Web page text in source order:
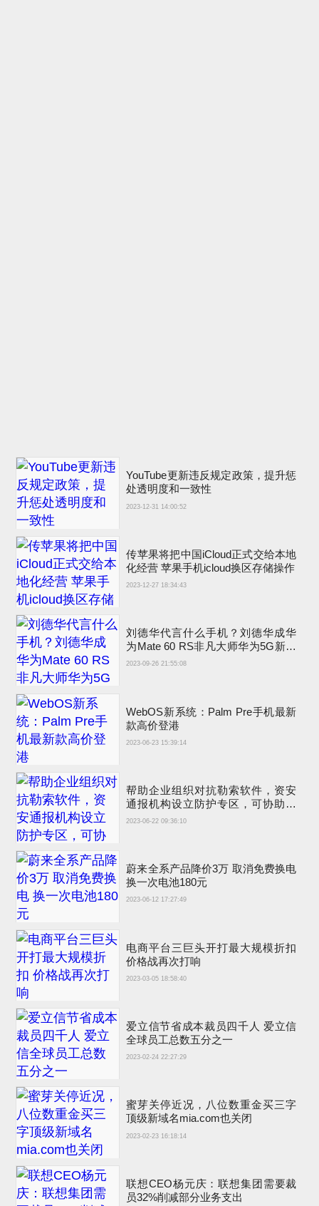
YouTube更新违反规定政策，提升惩
处透明度和一致性
2023-12-31 14:00:52
传苹果将把中国iCloud正式交给本地
化经营 苹果手机icloud换区存储操作
2023-12-27 18:34:43
刘德华代言什么手机？刘德华成华
为Mate 60 RS非凡大师华为5G新手
机代言人
2023-09-26 21:55:08
WebOS新系统：Palm Pre手机最新
款高价登港
2023-06-23 15:39:14
帮助企业组织对抗勒索软件，资安
通报机构设立防护专区，可协助事
前、事中与事后因应
2023-06-22 09:36:10
蔚来全系产品降价3万 取消免费换电
换一次电池180元
2023-06-12 17:27:49
电商平台三巨头开打最大规模折扣
价格战再次打响
2023-03-05 18:58:40
爱立信节省成本裁员四千人 爱立信
全球员工总数五分之一
2023-02-24 22:27:29
蜜芽关停近况，八位数重金买三字
顶级新域名mia.com也关闭
2023-02-23 16:18:14
联想CEO杨元庆：联想集团需要裁
员32%削减部分业务支出